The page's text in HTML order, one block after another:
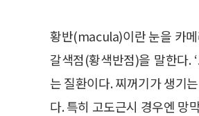
황반(macula)이란 눈을 카
갈색점(황색반점)을 말한다.
는 질환이다. 찌꺼기가 생기
다. 특히 고도근시 경우엔 망